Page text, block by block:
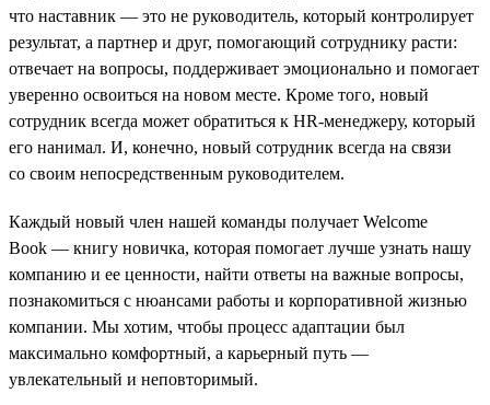
что наставник — это не руководитель, который контролирует
результат, а партнер и друг, помогающий сотруднику расти:
отвечает на вопросы, поддерживает эмоционально и помогает
уверенно освоиться на новом месте. Кроме того, новый
сотрудник всегда может обратиться к HR-менеджеру, который
его нанимал. И, конечно, новый сотрудник всегда на связи
со своим непосредственным руководителем.
Каждый новый член нашей команды получает Welcome
Book — книгу новичка, которая помогает лучше узнать нашу
компанию и ее ценности, найти ответы на важные вопросы,
познакомиться с нюансами работы и корпоративной жизнью
компании. Мы хотим, чтобы процесс адаптации был
максимально комфортный, а карьерный путь —
увлекательный и неповторимый.